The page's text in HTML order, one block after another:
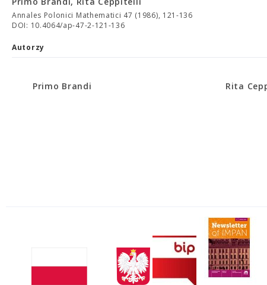
Annales Polonici Mathematici 47 (1986), 121-136
DOI: 10.4064/ap-47-2-121-136
Autorzy
Primo Brandi Rita